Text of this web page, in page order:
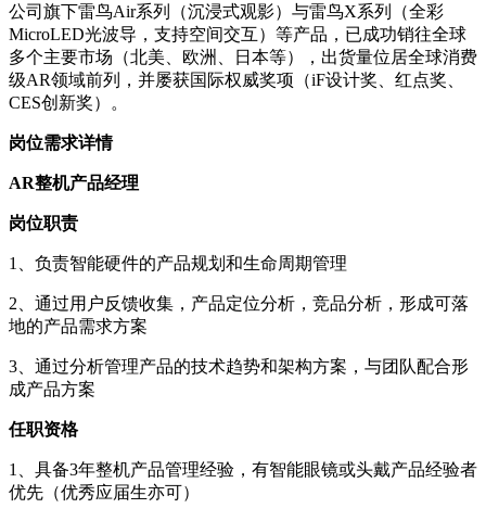
公司旗下雷鸟Air系列（沉浸式观影）与雷鸟X系列（全彩
MicroLED光波导，支持空间交互）等产品，已成功销往全球
多个主要市场（北美、欧洲、日本等），出货量位居全球消费
级AR领域前列，并屡获国际权威奖项（iF设计奖、红点奖、
CES创新奖）。
岗位需求详情
AR整机产品经理
岗位职责
1、负责智能硬件的产品规划和生命周期管理
2、通过用户反馈收集，产品定位分析，竞品分析，形成可落
地的产品需求方案
3、通过分析管理产品的技术趋势和架构方案，与团队配合形
成产品方案
任职资格
1、具备3年整机产品管理经验，有智能眼镜或头戴产品经验者
优先（优秀应届生亦可）